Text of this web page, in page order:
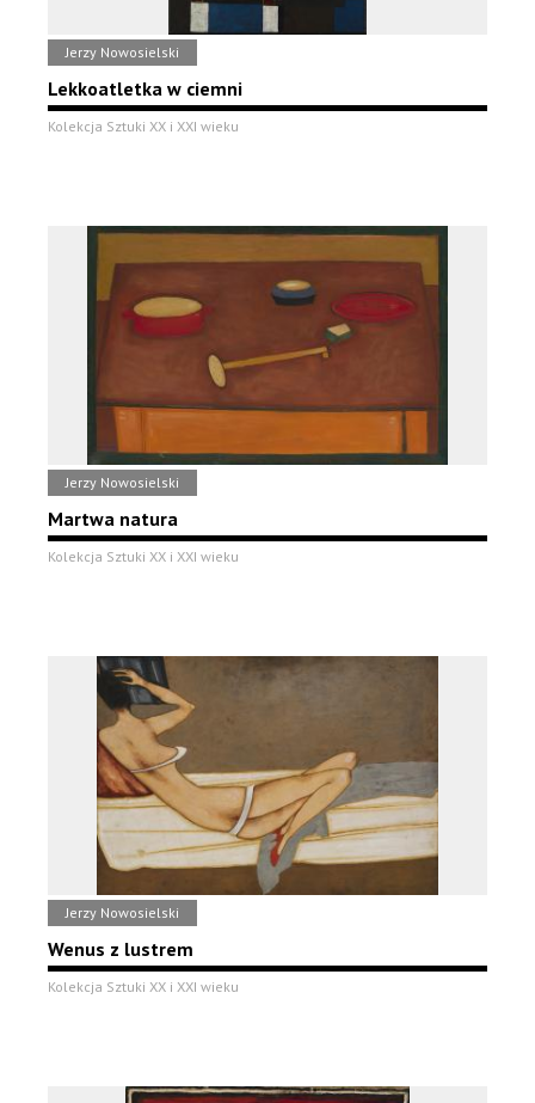
Jerzy Nowosielski
Lekkoatletka w ciemni
Kolekcja Sztuki XX i XXI wieku
Jerzy Nowosielski
Martwa natura
Kolekcja Sztuki XX i XXI wieku
Jerzy Nowosielski
Wenus z lustrem
Kolekcja Sztuki XX i XXI wieku